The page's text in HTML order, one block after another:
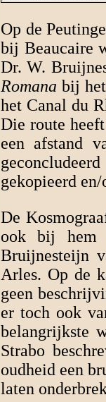
Op de
bij Beaucaire
Dr. W.
Romana bij
het Canal du
Die route
een afstand
gekopieerd
De
ook bij hem
Bruijnesteijn
Arles. Op de
geen
er toch ook
belangrijkste
Strabo
oudheid een
laten